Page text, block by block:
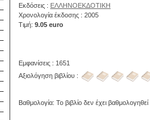
Εκδόσεις : ΕΛΛΗΝΟΕΚΔΟΤΙΚΗ
Χρονολογία έκδοσης : 2005
Τιμή: 9.05 euro
Εμφανίσεις : 1651
Αξιολόγηση βιβλίου :
Βαθμολογία: Το βιβλίο δεν έχει